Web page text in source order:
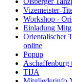
Vizemeister-
Workshop -
Einladung
Orientalischer
online
Popup
Aschaffenburg
TIJA